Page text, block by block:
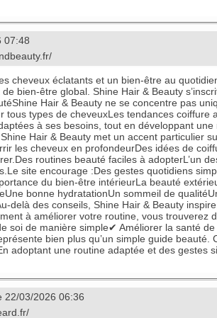
07:48
cheveux éclatants et un bien-être au
bien-être global. Shine Hair & Beauty
Hair & Beauty ne se concentre pas
tous types de cheveuxLes tendances
à ses besoins, tout en développant
Hair & Beauty met un accent particulier
les cheveux en profondeurDes idées de
routines beauté faciles à adopterL’un
site encourage :Des gestes quotidiens
du bien-être intérieurLa beauté
bonne hydratationUn sommeil de
delà des conseils, Shine Hair & Beauty
à améliorer votre routine, vous
soi de manière simple✔ Améliorer la santé
bien plus qu’un simple guide beauté.
adoptant une routine adaptée et des
22/03/2026 06:36